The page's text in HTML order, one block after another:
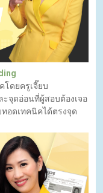
โดยครูเจี๊ยบ
จุดอ่อนที่ผู้สอบต้องเจอ
ทอดเทคนิคได้ตรงจุด